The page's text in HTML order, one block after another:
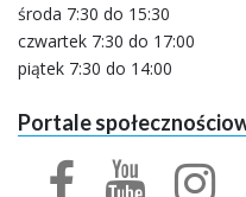
środa 7:30 do 15:30
czwartek 7:30 do 17:00
piątek 7:30 do 14:00
Portale
facebook profil urzędu
youtube